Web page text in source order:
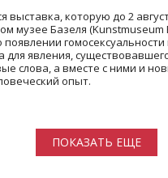
выставка, которую до 2
музее Базеля (Kunstmuseum
гомосексуальности
для явления,
слова, а вместе с ними и
опыт.
ПОКАЗАТЬ ЕЩЕ